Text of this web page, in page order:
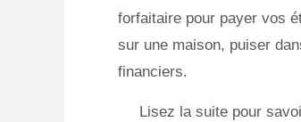
forfaitaire pour payer vos
sur une maison, puiser
financiers.
Lisez la suite pour